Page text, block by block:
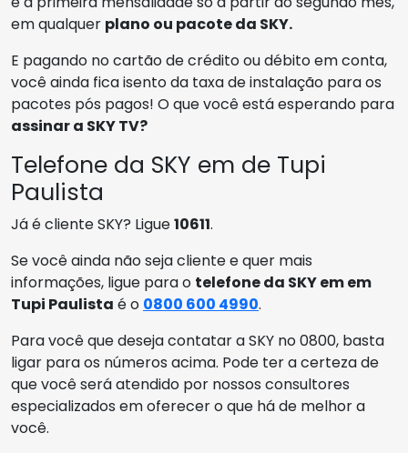
em qualquer plano ou pacote da SKY.
E pagando no cartão de crédito ou débito em conta,
você ainda fica isento da taxa de instalação para os
pacotes pós pagos! O que você está esperando para
assinar a SKY TV?
Telefone da SKY em de Tupi
Paulista
Já é cliente SKY? Ligue10611.
Se você ainda não seja cliente e quer mais
informações, ligue para o telefone da SKY em em
Tupi Paulista é o 0800 600 4990.
Para você que deseja contatar a SKY no 0800, basta
ligar para os números acima. Pode ter a certeza de
que você será atendido por nossos consultores
especializados em oferecer o que há de melhor a
você.